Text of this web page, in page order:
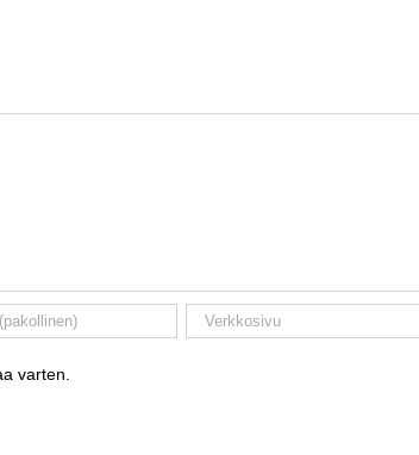
varten.